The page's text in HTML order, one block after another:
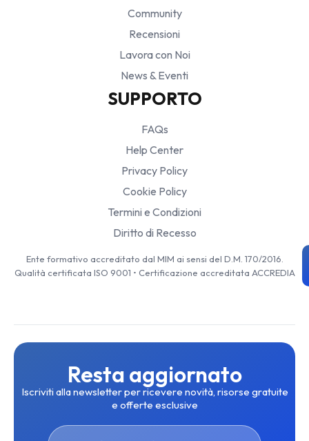
Community
Recensioni
Lavora con Noi
News & Eventi
SUPPORTO
FAQs
Help Center
Privacy Policy
Cookie Policy
Termini e Condizioni
Diritto di Recesso
Ente formativo accreditato dal MIM ai sensi del D.M. 170/2016.
Qualità certificata ISO 9001 • Certificazione accreditata ACCREDIA
Resta aggiornato
Iscriviti alla newsletter per ricevere novità, risorse gratuite
e offerte esclusive